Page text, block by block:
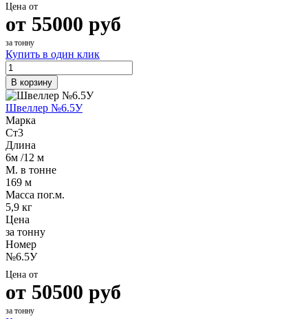
Цена от
от 55000 руб
за тонну
Купить в один клик
В корзину
Швеллер №6.5У
Марка
Ст3
Длина
6м /12 м
М. в тонне
169 м
Масса пог.м.
5,9 кг
Цена
за тонну
Номер
№6.5У
Цена от
от 50500 руб
за тонну